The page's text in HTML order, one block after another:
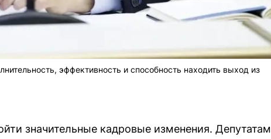
эффективность и способность находить выход из
значительные кадровые изменения. Депутатам